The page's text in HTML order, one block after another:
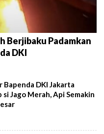
Berjibaku Padamkan
DKI
Bapenda DKI Jakarta
si Jago Merah, Api Semakin